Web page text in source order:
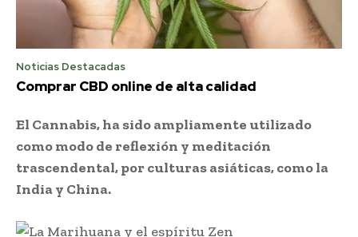
Noticias Destacadas
Comprar CBD online de alta calidad
El Cannabis, ha sido ampliamente utilizado
como modo de reflexión y meditación
trascendental, por culturas asiáticas, como la
India y China.